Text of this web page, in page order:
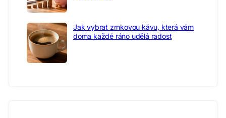
Jak vybrat zrnkovou kávu, která vám
doma každé ráno udělá radost